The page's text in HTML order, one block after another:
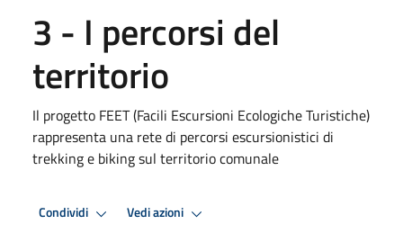
3 - I percorsi del
territorio
Il progetto FEET (Facili Escursioni Ecologiche Turistiche)
rappresenta una rete di percorsi escursionistici di
trekking e biking sul territorio comunale
Condividi Vedi azioni